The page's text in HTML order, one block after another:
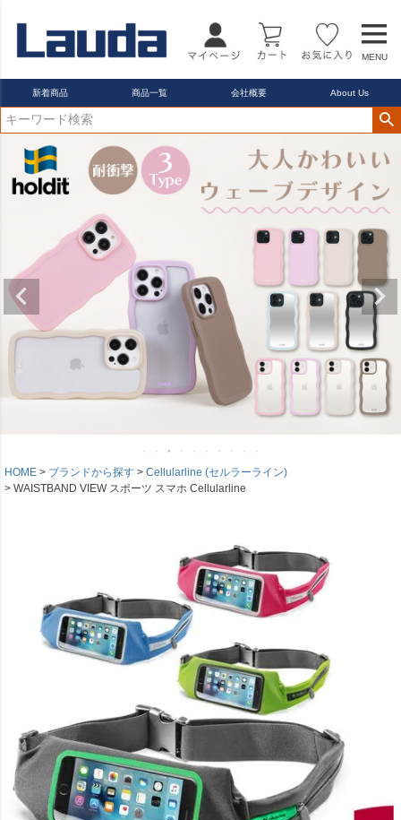
MENU
新着商品 商品一覧 会社概要 About Us
HOME ブランドから探す
Cellularline (セルラーライン)
WAISTBAND VIEW スポーツ スマホ Cellularline